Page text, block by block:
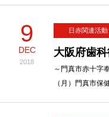
9
DEC
2018
日赤関連活動
大阪府歯
～門真市赤十字
（月）門真市
問合せ